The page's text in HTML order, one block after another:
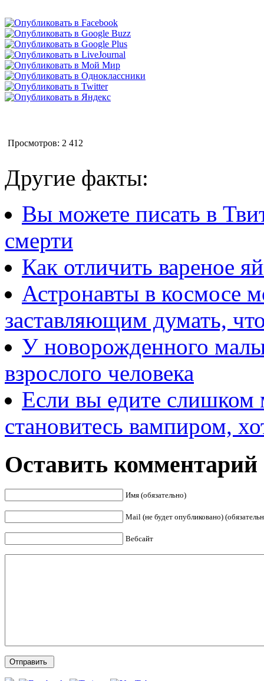
Просмотров: 2 412
Другие факты:
Вы можете писать в
смерти
Как отличить вареное
Астронавты в космосе
заставляющим думать,
У новорожденного
взрослого человека
Если вы едите слишком
становитесь вампиром,
Оставить комментарий
Имя (обязательно)
Mail (не будет опубликовано)
Вебсайт